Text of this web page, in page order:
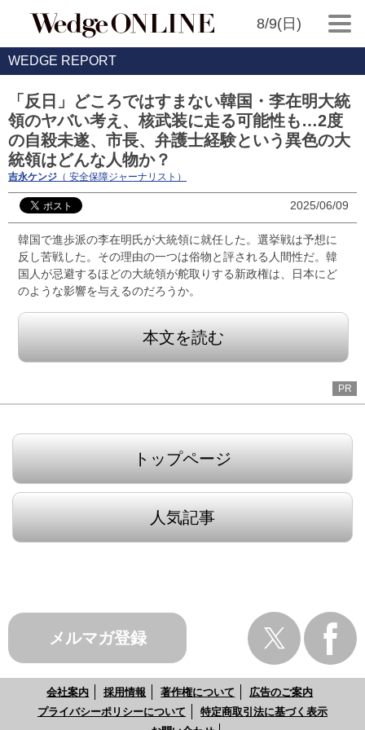
8/9(日)
WEDGE REPORT
「反日」どころではすまない韓国・李在明大統
領のヤバい考え、核武装に走る可能性も…2度
の自殺未遂、市長、弁護士経験という異色の大
統領はどんな人物か？
吉永ケンジ （ 安全保障ジャーナリスト）
2025/06/09
韓国で進歩派の李在明氏が大統領に就任した。選挙戦は予想に
反し苦戦した。その理由の一つは俗物と評される人間性だ。韓
国人が忌避するほどの大統領が舵取りする新政権は、日本にど
のような影響を与えるのだろうか。
本文を読む
PR
トップページ
人気記事
メルマガ登録
会社案内 採用情報 著作権について
広告のご案内
プライバシーポリシーについて
特定商取引法に基づく表示